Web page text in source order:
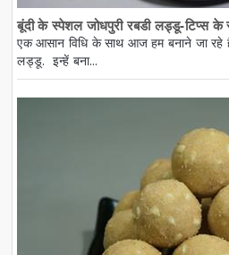
बूंदी के स्पेशल जोधपुरी रबडी लड्डू-टिप्स के
एक आसान विधि के साथ आज हम बनाने जा रहे
लड्डू. इन्हें बना...